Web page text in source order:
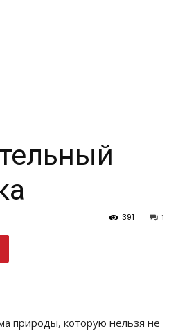
1
391
природы, которую нельзя не